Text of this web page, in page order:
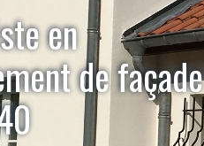
en
de façade